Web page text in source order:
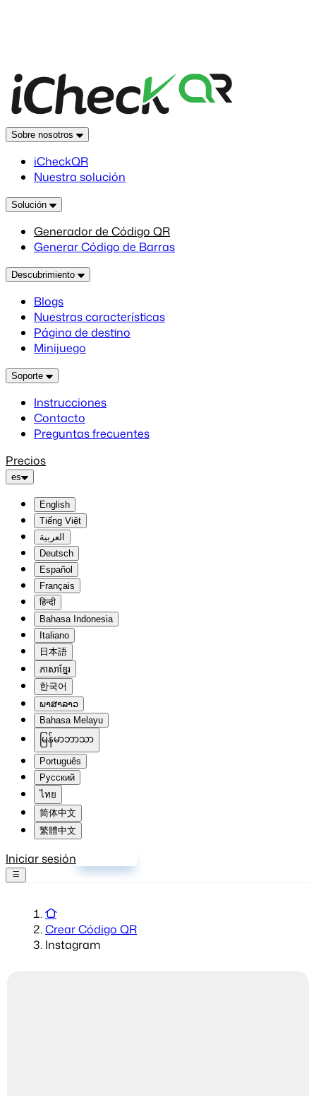
Sobre nosotros
iCheckQR
Nuestra solución
Solución
Generador de Código QR
Generar Código de Barras
Descubrimiento
Blogs
Nuestras características
Página de destino
Minijuego
Soporte
Instrucciones
Contacto
Preguntas frecuentes
Precios
es
English
Tiếng Việt
العربية
Deutsch
Español
Français
हिन्दी
Bahasa Indonesia
Italiano
日本語
ភាសាខ្មែរ
한국어
ພາສາລາວ
Bahasa Melayu
မြန်မာဘာသာ
Português
Русский
ไทย
简体中文
繁體中文
Iniciar sesión
Crear Código QR
Instagram